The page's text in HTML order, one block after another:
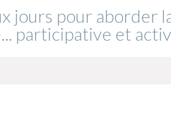
jours pour aborder
participative et